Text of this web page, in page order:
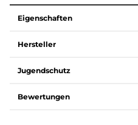
Eigenschaften
Hersteller
Jugendschutz
Bewertungen